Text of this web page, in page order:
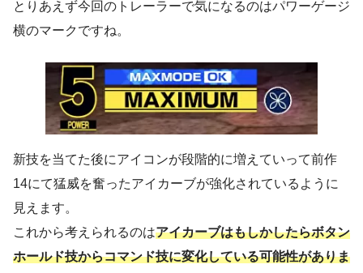
とりあえず今回のトレーラーで気になるのはパワーゲージ
横のマークですね。
新技を当てた後にアイコンが段階的に増えていって前作
14にて猛威を奮ったアイカーブが強化されているように
見えます。
これから考えられるのはアイカーブはもしかしたらボタン
ホールド技からコマンド技に変化している可能性がありま